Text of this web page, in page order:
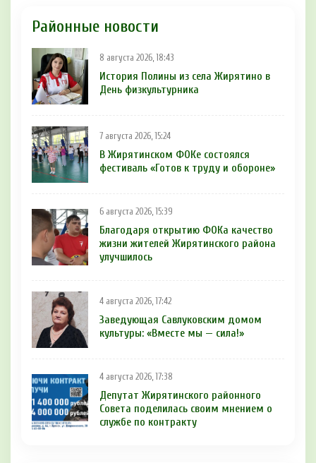
Районные новости
8 августа 2026, 18:43
История Полины из села Жирятино в
День физкультурника
7 августа 2026, 15:24
В Жирятинском ФОКе состоялся
фестиваль «Готов к труду и обороне»
6 августа 2026, 15:39
Благодаря открытию ФОКа качество
жизни жителей Жирятинского района
улучшилось
4 августа 2026, 17:42
Заведующая Савлуковским домом
культуры: «Вместе мы — сила!»
4 августа 2026, 17:38
Депутат Жирятинского районного
Совета поделилась своим мнением о
службе по контракту